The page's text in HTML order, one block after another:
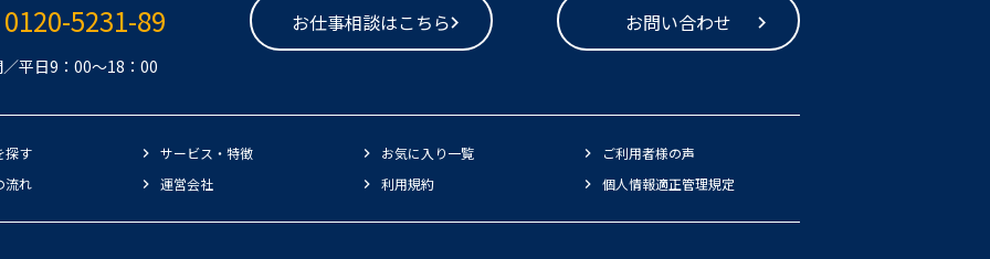
0120-5231-89
平日9：00～18：00
お仕事相談はこちら お問い合わせ
探す サービス・特徴 お気に入り一覧
ご利用者様の声
流れ 運営会社 利用規約 個人情報適正管理規定